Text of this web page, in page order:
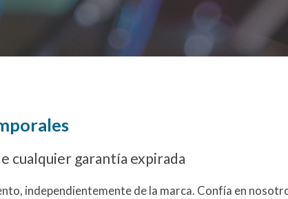
cualquier garantía expirada
independientemente de la marca. Confía en